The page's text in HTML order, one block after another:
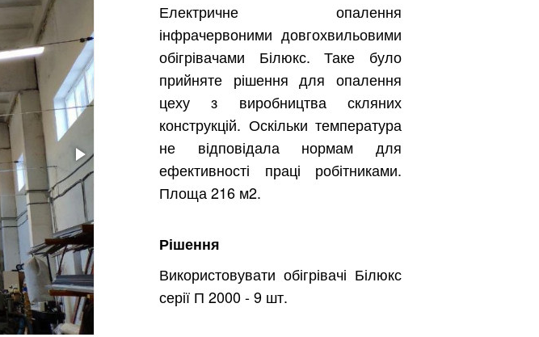
Електричне опалення
інфрачервоними довгохвильовими
обігрівачами Білюкс. Таке було
прийняте рішення для опалення
цеху з виробництва скляних
конструкцій. Оскільки температура
не відповідала нормам для
ефективності праці робітниками.
Площа 216 м2.
Рішення
Використовувати обігрівачі Білюкс
серії П 2000 - 9 шт.